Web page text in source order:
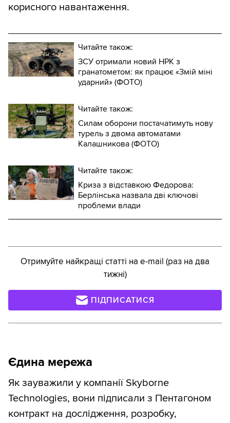
корисного навантаження.
Читайте також:
ЗСУ отримали новий НРК з
гранатометом: як працює «Змій міні
ударний» (ФОТО)
Читайте також:
Силам оборони постачатимуть нову
турель з двома автоматами
Калашникова (ФОТО)
Читайте також:
Криза з відставкою Федорова:
Берлінська назвала дві ключові
проблеми влади
Отримуйте найкращі статті на e-mail (раз на два
тижні)
ПІДПИСАТИСЯ
Єдина мережа
Як зауважили у компанії Skyborne
Technologies, вони підписали з Пентагоном
контракт на дослідження, розробку,